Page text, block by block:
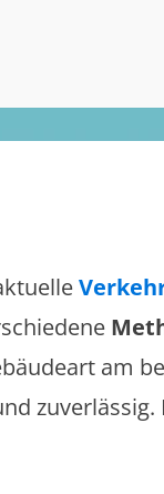
am
zuverlässig.